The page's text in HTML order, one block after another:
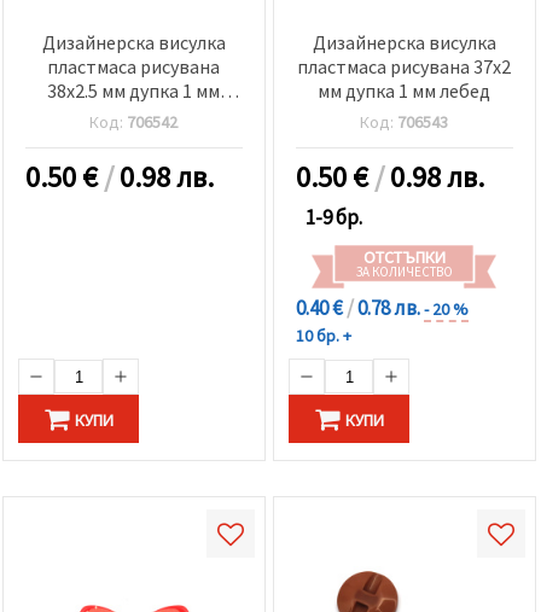
Дизайнерска висулка
пластмаса рисувана
38x2.5 мм дупка 1 мм
момина сълза
Код: 706542
0.50€/0.98 лв.
КУПИ
Дизайнерска висулка
пластмаса рисувана 37x2
мм дупка 1 мм лебед
Код: 706543
0.50€/0.98 лв.
1-9 бр.
ОТСТЪПКИ
ЗА КОЛИЧЕСТВО
0.40 €/0.78 лв.- 20 %
10 бр. +
КУПИ